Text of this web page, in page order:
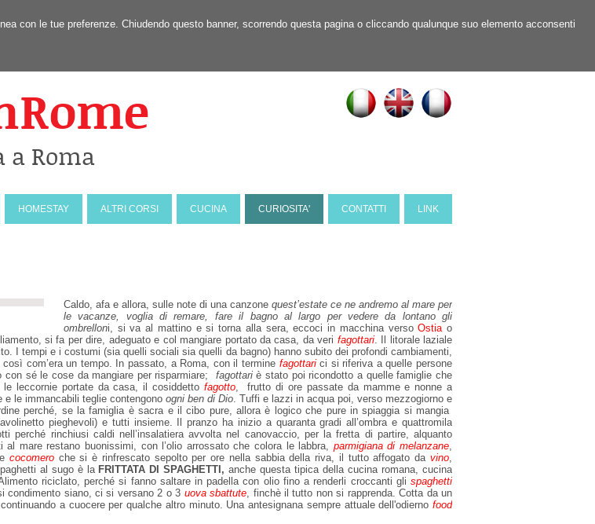
con le tue preferenze. Chiudendo questo banner, scorrendo questa pagina o cliccando qualunque suo elemento acconsenti
Roma
LINK
CONTATTI
CURIOSITA'
CUCINA
ALTRI CORSI
HOMESTAY
Caldo, afa e allora, sulle note di una canzone quest’estate ce ne andremo al mare per
le vacanze, voglia di remare, fare il bagno al largo per vedere da lontano gli
ombrelloni, si va al mattino e si torna alla sera, eccoci in macchina versoOstiao
si fa per dire, adeguato e col mangiare portato da casa, da veri fagottari. Il litorale laziale
I tempi e i costumi (sia quelli sociali sia quelli da bagno) hanno subito dei profondi cambiamenti,
com’era un tempo. In passato, a Roma, con il terminefagottarici si riferiva a quelle persone
con sé le cose da mangiare per risparmiare; fagottariè stato poi ricondotto a quelle famiglie che
leccornie portate da casa, il cosiddetto fagotto, frutto di ore passate da mamme e nonne a
le immancabili teglie contengono ogni ben di Dio. Tuffi e lazzi in acqua poi, verso mezzogiorno e
perché, se la famiglia è sacra e il cibo pure, allora è logico che pure in spiaggia si mangia
pieghevoli) e tutti insieme. Il pranzo ha inizio a quaranta gradi all’ombra e quattromila
perché rinchiusi caldi nell’insalatiera avvolta nel canovaccio, per la fretta di partire, alquanto
mare restano buonissimi, con l’olio arrossato che colora le labbra, parmigiana di melanzane,
cocomeroche si è rinfrescato sepolto per ore nella sabbia della riva, il tutto affogato davino,
al sugo è la FRITTATA DI SPAGHETTI, anche questa tipica della cucina romana, cucina
riciclato, perché si fanno saltare in padella con olio fino a renderli croccanti gli spaghetti
condimento siano, ci si versano 2 o 3 uova sbattute, finchè il tutto non si rapprenda. Cotta da un
a cuocere per qualche altro minuto. Una antesignana sempre attuale dell'odierno food